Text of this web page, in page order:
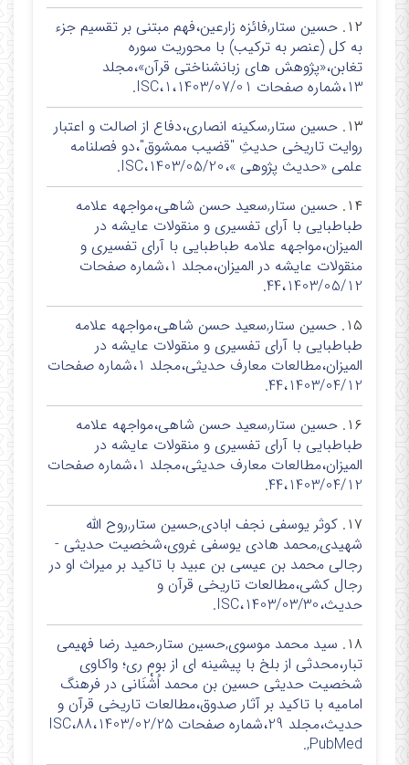
۱۲. حسین ستار,فائزه زارعین،فهم مبتنی بر تقسیم جزء
به کل (عنصر به ترکیب) با محوریت سوره
تغابن،«پژوهش های زبانشناختی قرآن»،مجلد
13،شماره صفحات 1،1403/07/01،ISC.
۱۳. حسین ستار,سکینه انصاری،دفاع از اصالت و اعتبار
روایت تاریخی حدیثِ "قضیب ممشوق"،دو فصلنامه
علمی «حدیث پژوهی »،1403/05/20،ISC.
۱۴. حسین ستار,سعید حسن شاهی،مواجهه علامه
طباطبایی با آرای تفسیری و منقولات عایشه در
المیزان،مواجهه علامه طباطبایی با آرای تفسیری و
منقولات عایشه در المیزان،مجلد 1،شماره صفحات
44،1403/05/12.
۱۵. حسین ستار,سعید حسن شاهی،مواجهه علامه
طباطبایی با آرای تفسیری و منقولات عایشه در
المیزان،مطالعات معارف حدیثی،مجلد 1،شماره صفحات
44،1403/04/12.
۱۶. حسین ستار,سعید حسن شاهی،مواجهه علامه
طباطبایی با آرای تفسیری و منقولات عایشه در
المیزان،مطالعات معارف حدیثی،مجلد 1،شماره صفحات
44،1403/04/12.
۱۷. کوثر یوسفی نجف ابادی,حسین ستار,روح الله
شهیدی,محمد هادی یوسفی غروی،شخصیت حدیثی -
رجالی محمد بن عیسی بن عبید با تاکید بر میراث او در
رجال کشی،مطالعات تاریخی قرآن و
حدیث،1403/03/30،ISC.
۱۸. سید محمد موسوی,حسین ستار,حمید رضا فهیمی
تبار،محدثی از بلخ با پیشینه ای از بوم ری؛ واکاوی
شخصیت حدیثی حسین بن محمد اُشْنَانی در فرهنگ
امامیه با تاکید بر آثار صدوق،مطالعات تاریخی قرآن و
حدیث،مجلد 29،شماره صفحات 88،1403/02/25،ISC
,PubMed.